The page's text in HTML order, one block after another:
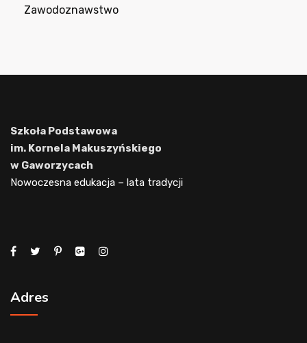
Zawodoznawstwo
Szkoła Podstawowa
im. Kornela Makuszyńskiego
w Gaworzycach
Nowoczesna edukacja – lata tradycji
Adres